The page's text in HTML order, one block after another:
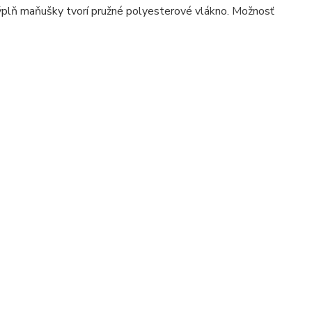
maňušky tvorí pružné polyesterové vlákno. Možnosť